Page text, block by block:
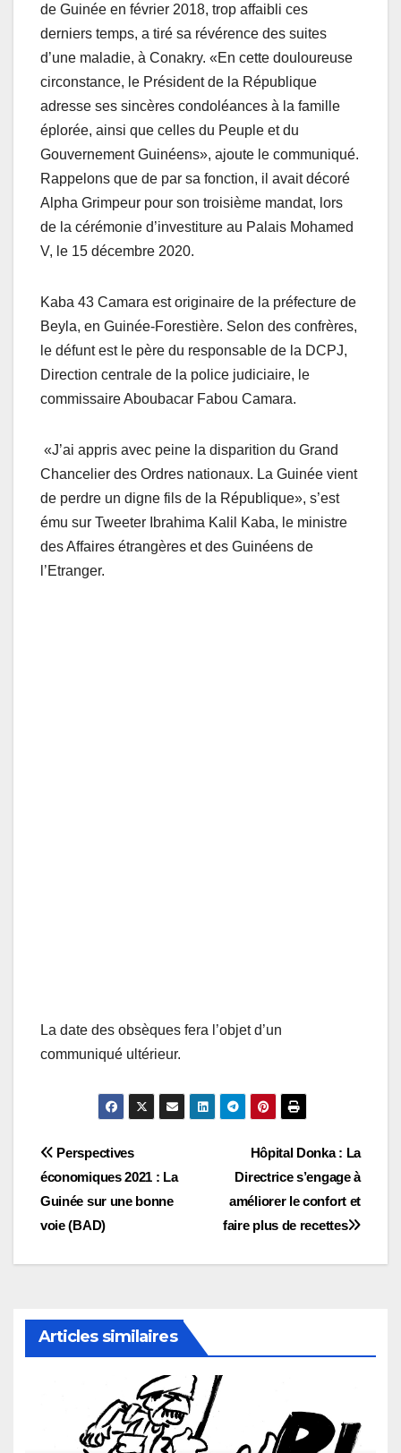
de Guinée en février 2018, trop affaibli ces
derniers temps, a tiré sa révérence des suites
d’une maladie, à Conakry. «En cette douloureuse
circonstance, le Président de la République
adresse ses sincères condoléances à la famille
éplorée, ainsi que celles du Peuple et du
Gouvernement Guinéens», ajoute le communiqué.
Rappelons que de par sa fonction, il avait décoré
Alpha Grimpeur pour son troisième mandat, lors
de la cérémonie d’investiture au Palais Mohamed
V, le 15 décembre 2020.
Kaba 43 Camara est originaire de la préfecture de
Beyla, en Guinée-Forestière. Selon des confrères,
le défunt est le père du responsable de la DCPJ,
Direction centrale de la police judiciaire, le
commissaire Aboubacar Fabou Camara.
«J’ai appris avec peine la disparition du Grand
Chancelier des Ordres nationaux. La Guinée vient
de perdre un digne fils de la République», s’est
ému sur Tweeter Ibrahima Kalil Kaba, le ministre
des Affaires étrangères et des Guinéens de
l’Etranger.
La date des obsèques fera l’objet d’un
communiqué ultérieur.
Navigation
de
l’article
Hôpital Donka : La
Directrice s’engage à
améliorer le confort et
faire plus de recettes
Perspectives
économiques 2021 : La
Guinée sur une bonne
voie (BAD)
Articles similaires